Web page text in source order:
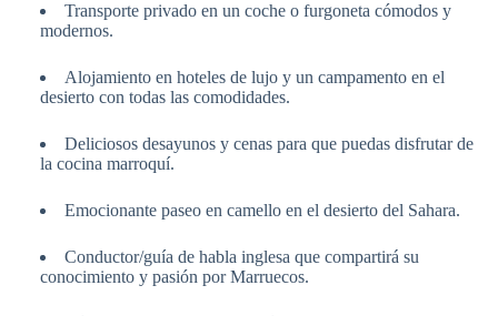
Transporte privado en un coche o furgoneta cómodos y
modernos.
Alojamiento en hoteles de lujo y un campamento en el
desierto con todas las comodidades.
Deliciosos desayunos y cenas para que puedas disfrutar de
la cocina marroquí.
Emocionante paseo en camello en el desierto del Sahara.
Conductor/guía de habla inglesa que compartirá su
conocimiento y pasión por Marruecos.